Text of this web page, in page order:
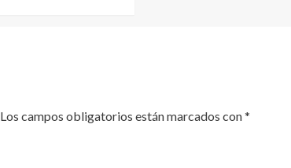
Los campos obligatorios están marcados con*